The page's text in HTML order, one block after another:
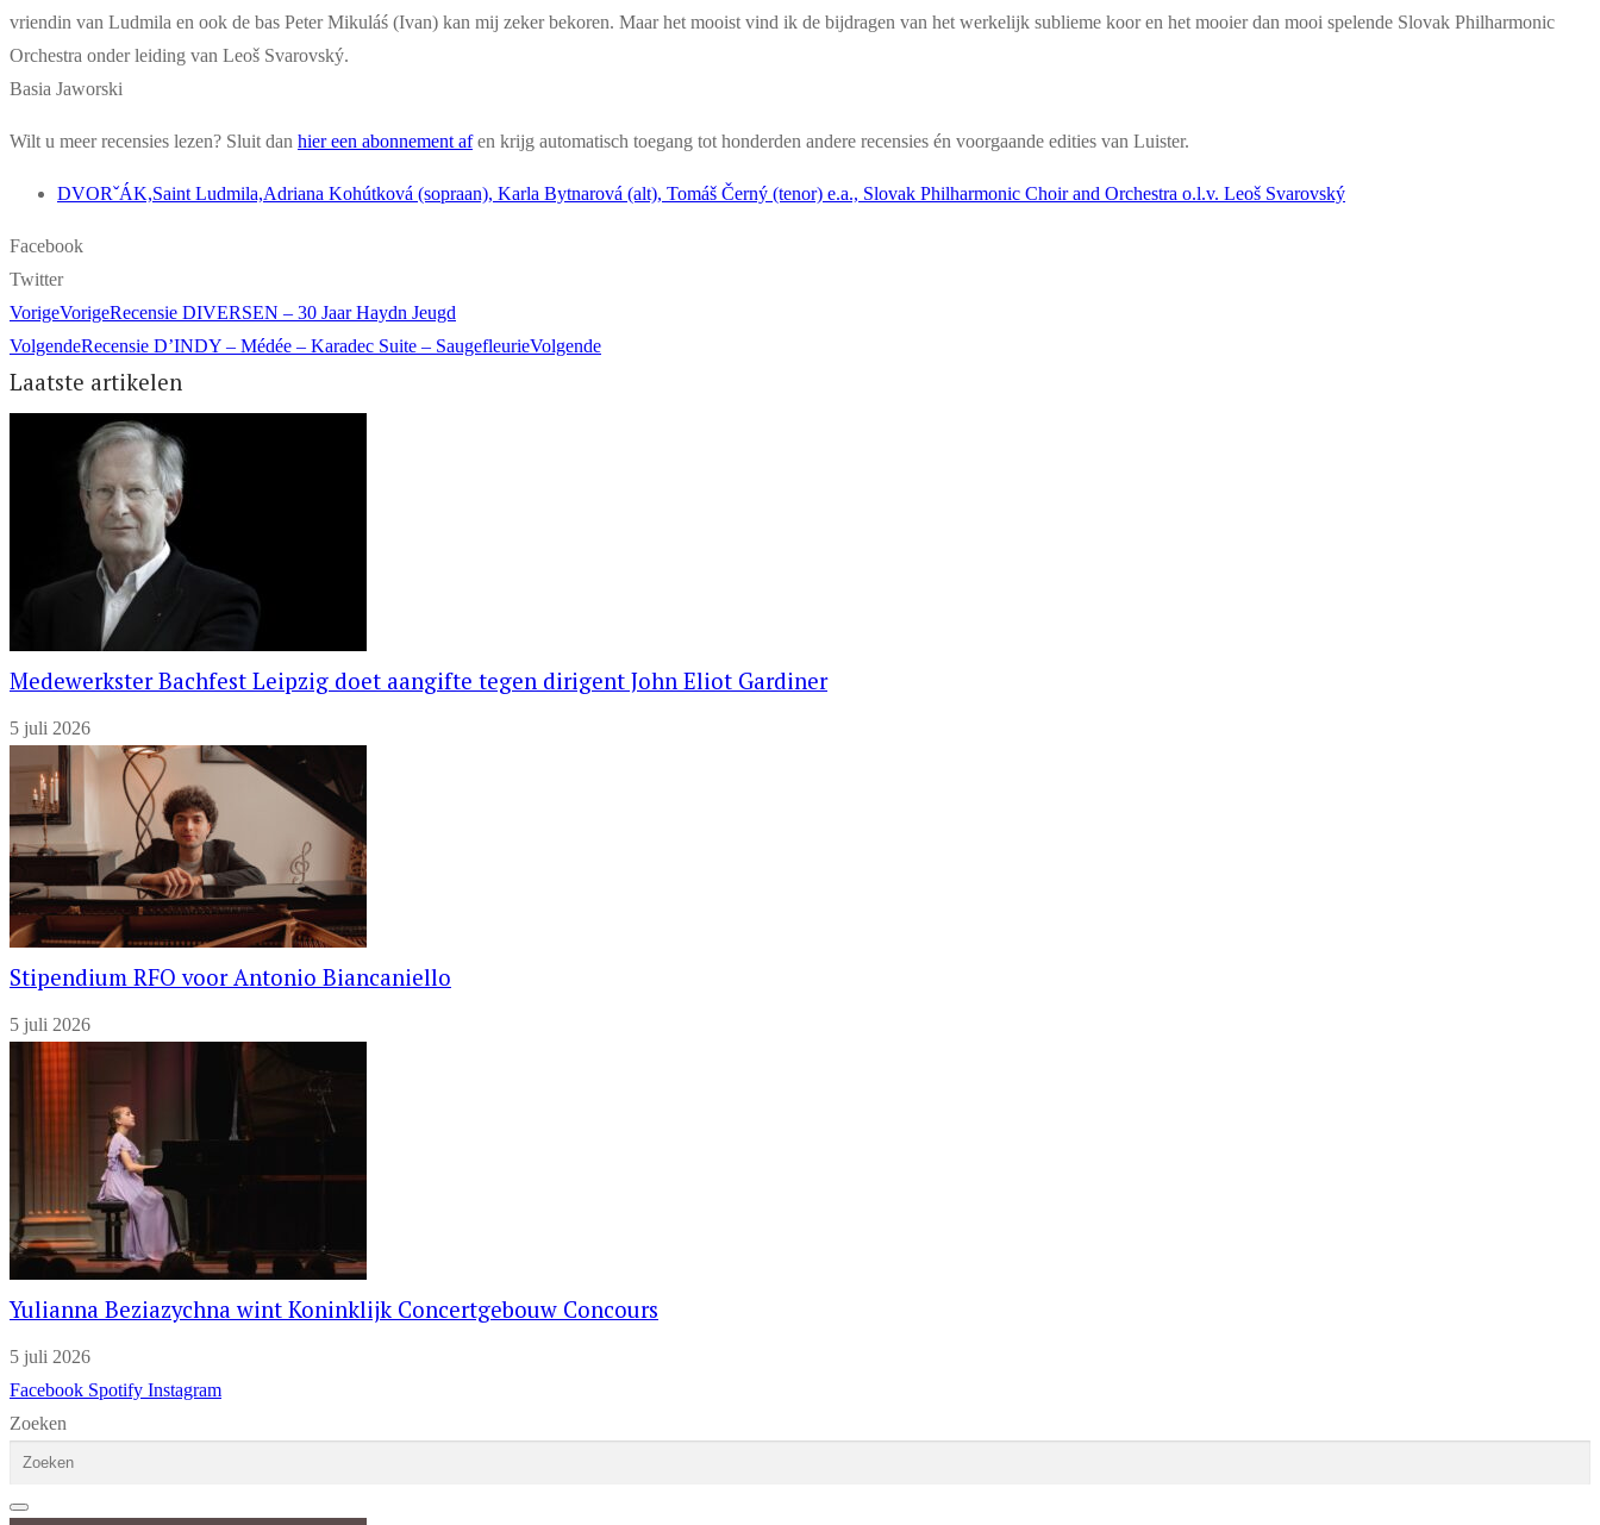
vriendin van Ludmila en ook de bas Peter Mikuláś (Ivan) kan mij zeker bekoren. Maar het mooist vind ik de bijdragen van het werkelijk sublieme koor en het mooier dan mooi spelende Slovak Philharmonic
Orchestra onder leiding van Leoš Svarovský.
Basia Jaworski
Wilt u meer recensies lezen? Sluit dan hier een abonnement afen krijg automatisch toegang tot honderden andere recensies én voorgaande edities van Luister.
DVORˇÁK,Saint Ludmila,Adriana Kohútková (sopraan), Karla Bytnarová (alt), Tomáš Černý (tenor) e.a., Slovak Philharmonic Choir and Orchestra o.l.v. Leoš Svarovský
Facebook
Twitter
VorigeVorigeRecensie DIVERSEN – 30 Jaar Haydn Jeugd
VolgendeRecensie D’INDY – Médée – Karadec Suite – SaugefleurieVolgende
Laatste artikelen
Medewerkster Bachfest Leipzig doet aangifte tegen dirigent John Eliot Gardiner
5 juli 2026
Stipendium RFO voor Antonio Biancaniello
5 juli 2026
Yulianna Beziazychna wint Koninklijk Concertgebouw Concours
5 juli 2026
Facebook Spotify Instagram
Zoeken